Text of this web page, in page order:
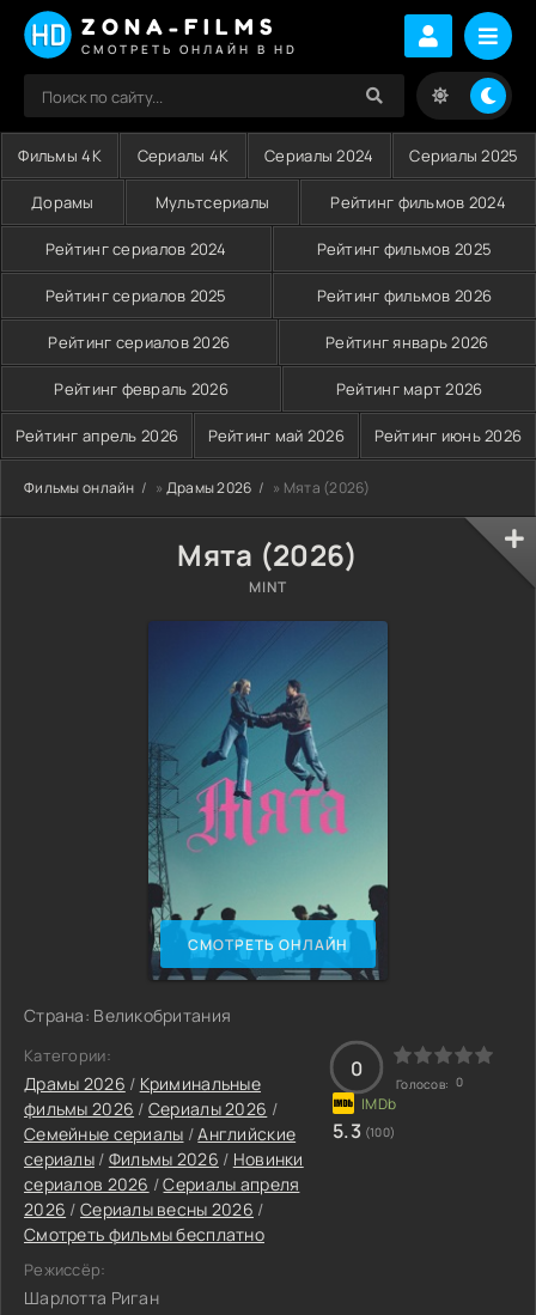
ZONA-FILMS
СМОТРЕТЬ ОНЛАЙН В HD
Фильмы 4K Сериалы 4K Сериалы 2024 Сериалы 2025
Дорамы Мультсериалы Рейтинг фильмов 2024
Рейтинг сериалов 2024 Рейтинг фильмов 2025
Рейтинг сериалов 2025 Рейтинг фильмов 2026
Рейтинг сериалов 2026 Рейтинг январь 2026
Рейтинг февраль 2026 Рейтинг март 2026
Рейтинг апрель 2026 Рейтинг май 2026 Рейтинг июнь 2026
Фильмы онлайн » Драмы 2026 » Мята (2026)
Мята (2026)
MINT
СМОТРЕТЬ ОНЛАЙН
Страна: Великобритания
Категории:
Драмы 2026 / Криминальные
фильмы 2026 / Сериалы 2026 /
Семейные сериалы /Английские
сериалы/ Фильмы 2026 / Новинки
сериалов 2026 /Сериалы апреля
2026 / Сериалы весны 2026 /
Смотреть фильмы бесплатно
Режиссёр:
Шарлотта Риган
0
Голосов: 0
5.3 (100)